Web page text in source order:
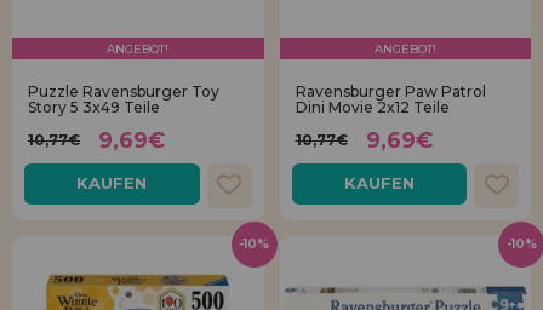
ANGEBOT!
Puzzle Ravensburger Toy
Story 5 3x49 Teile
10,77€
9,69€
KAUFEN
ANGEBOT!
Ravensburger Paw Patrol
Dini Movie 2x12 Teile
10,77€
9,69€
KAUFEN
-10% -10%